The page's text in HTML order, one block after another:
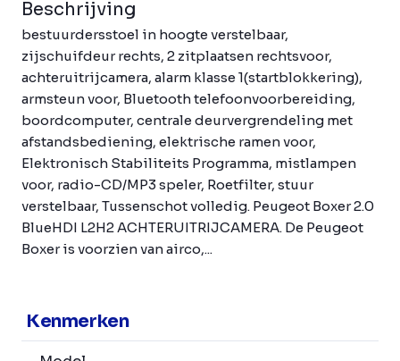
Beschrijving
bestuurdersstoel in hoogte verstelbaar,
zijschuifdeur rechts, 2 zitplaatsen rechtsvoor,
achteruitrijcamera, alarm klasse 1(startblokkering),
armsteun voor, Bluetooth telefoonvoorbereiding,
boordcomputer, centrale deurvergrendeling met
afstandsbediening, elektrische ramen voor,
Elektronisch Stabiliteits Programma, mistlampen
voor, radio-CD/MP3 speler, Roetfilter, stuur
verstelbaar, Tussenschot volledig. Peugeot Boxer 2.0
BlueHDI L2H2 ACHTERUITRIJCAMERA. De Peugeot
Boxer is voorzien van airco,...
Kenmerken